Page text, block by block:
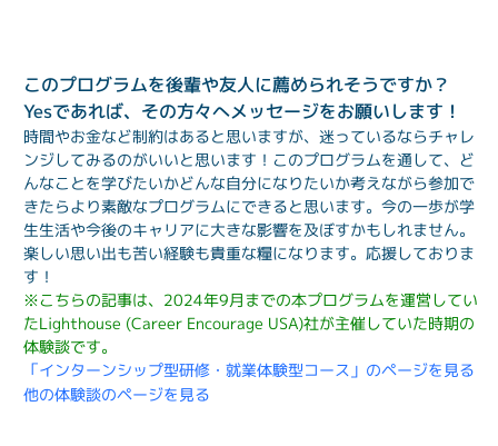
このプログラムを後輩や友人に薦められそうですか？
Yesであれば、その方々へメッセージをお願いします！
時間やお金など制約はあると思いますが、迷っているならチャレ
ンジしてみるのがいいと思います！このプログラムを通して、ど
んなことを学びたいかどんな自分になりたいか考えながら参加で
きたらより素敵なプログラムにできると思います。今の一歩が学
生生活や今後のキャリアに大きな影響を及ぼすかもしれません。
楽しい思い出も苦い経験も貴重な糧になります。応援しておりま
す！
※こちらの記事は、2024年9月までの本プログラムを運営してい
たLighthouse (Career Encourage USA)社が主催していた時期の
体験談です。
「インターンシップ型研修・就業体験型コース」のページを見る
他の体験談のページを見る